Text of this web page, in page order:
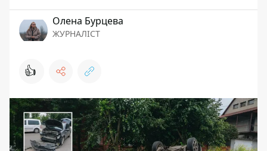
Олена Бурцева
ЖУРНАЛІСТ
👍